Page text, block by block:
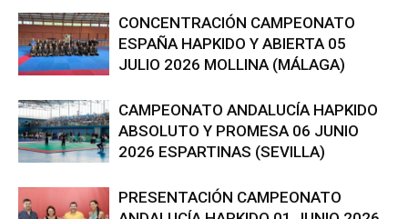
CONCENTRACIÓN CAMPEONATO
ESPAÑA HAPKIDO Y ABIERTA 05
JULIO 2026 MOLLINA (MÁLAGA)
CAMPEONATO ANDALUCÍA HAPKIDO
ABSOLUTO Y PROMESA 06 JUNIO
2026 ESPARTINAS (SEVILLA)
PRESENTACIÓN CAMPEONATO